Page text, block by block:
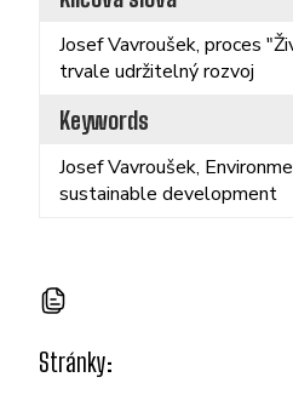
Josef Vavroušek, proces
trvale udržitelný rozvoj
Keywords
Josef Vavroušek,
sustainable development
Stránky: